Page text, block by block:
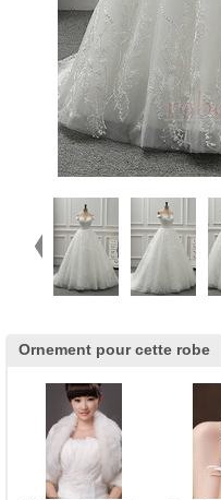
Ornement pour cette robe